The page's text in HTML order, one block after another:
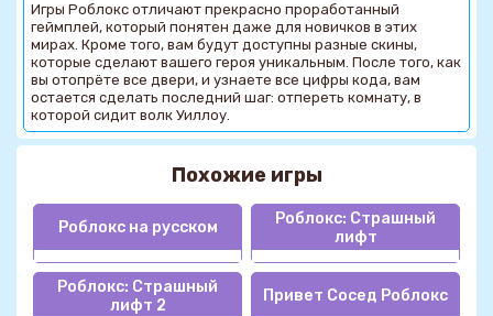
Игры Роблокс отличают прекрасно проработанный
геймплей, который понятен даже для новичков в этих
мирах. Кроме того, вам будут доступны разные скины,
которые сделают вашего героя уникальным. После того, как
вы отопрёте все двери, и узнаете все цифры кода, вам
остается сделать последний шаг: отпереть комнату, в
которой сидит волк Уиллоу.
Похожие игры
Роблокс на русском
Роблокс: Страшный
лифт
Роблокс: Страшный
лифт 2
Привет Сосед Роблокс